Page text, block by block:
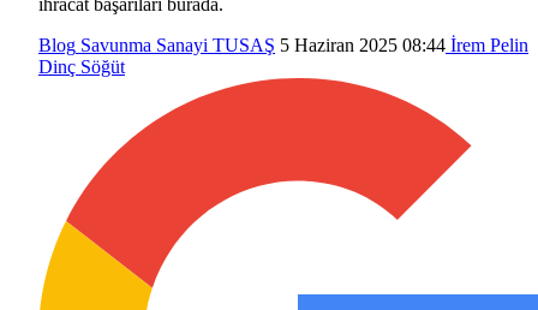
Blog Savunma Sanayi TUSAŞ 5 Haziran 2025 08:44 İrem Pelin
Dinç Söğüt